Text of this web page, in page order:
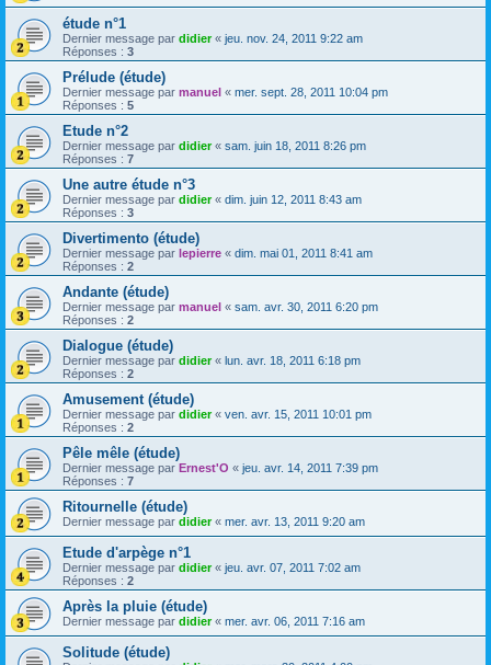
étude n°1
Dernier message par didier« jeu. nov. 24, 2011 9:22 am
Réponses : 3
Prélude (étude)
Dernier message par manuel « mer. sept. 28, 2011 10:04 pm
Réponses : 5
Etude n°2
Dernier message par didier« sam. juin 18, 2011 8:26 pm
Réponses : 7
Une autre étude n°3
Dernier message par didier« dim. juin 12, 2011 8:43 am
Réponses : 3
Divertimento (étude)
Dernier message par lepierre « dim. mai 01, 2011 8:41 am
Réponses : 2
Andante (étude)
Dernier message par manuel « sam. avr. 30, 2011 6:20 pm
Réponses : 2
Dialogue (étude)
Dernier message par didier« lun. avr. 18, 2011 6:18 pm
Réponses : 2
Amusement (étude)
Dernier message par didier« ven. avr. 15, 2011 10:01 pm
Réponses : 2
Pêle mêle (étude)
Dernier message par Ernest'O « jeu. avr. 14, 2011 7:39 pm
Réponses : 7
Ritournelle (étude)
Dernier message par didier« mer. avr. 13, 2011 9:20 am
Etude d'arpège n°1
Dernier message par didier« jeu. avr. 07, 2011 7:02 am
Réponses : 2
Après la pluie (étude)
Dernier message par didier« mer. avr. 06, 2011 7:16 am
Solitude (étude)